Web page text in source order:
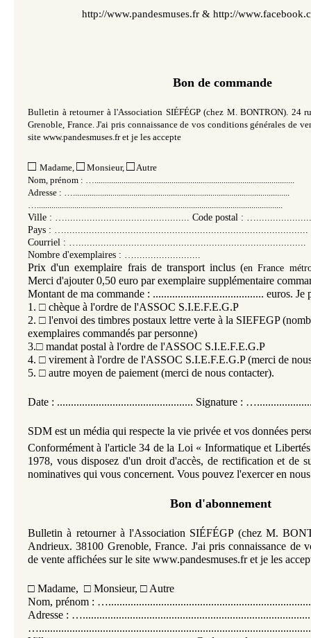
http://www.pandesmuses.fr & http://
Bon de commande
Bulletin à retourner à l'Association SIÉFÉGP (chez M. BONTRON). 24
Grenoble, France. J'ai pris connaissance de vos conditions générales de
site www.pandesmuses.fr et je les accepte
□ Madame, □ Monsieur, □ Autre
Nom, prénom : …................................................................................................
Adresse : …........................................................................................................
Ville : …............................................. Code postal :
Pays : …........................................................................................
Courriel : …..................................................................................
Nombre d'exemplaires : …........................
Prix d'un exemplaire frais de transport inclus (en France
Merci d'ajouter 0,50 euro par exemplaire supplémentaire
Montant de ma commande : ........................................ euros. Je
1. □ chèque à l'ordre de l'ASSOC S.I.E.F.E.G.P
2. □ l'envoi des timbres postaux lettre verte à la SIEFEGP
exemplaires commandés par personne)
3.□ mandat postal à l'ordre de l'ASSOC S.I.E.F.E.G.P
4. □ virement à l'ordre de l'ASSOC S.I.E.F.E.G.P (merci de
5. □ autre moyen de paiement (merci de nous contacter).
Date : ................................................. Signature :
SDM est un média qui respecte la vie privée et vos données
Conformément à l'article 34 de la Loi « Informatique et
1978, vous disposez d'un droit d'accès, de rectification et de
nominatives qui vous concernent. Vous pouvez l'exercer en
Bon d'abonnement
Bulletin à retourner à l'Association SIÉFÉGP (chez M.
Andrieux. 38100 Grenoble, France. J'ai pris connaissance de
de vente affichées sur le site www.pandesmuses.fr et je les
□ Madame, □ Monsieur, □ Autre
Nom, prénom :
Adresse :